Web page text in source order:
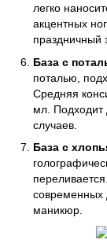
легко
акцентных
База с
поталью,
Средняя
мл. Подходит
случаев.
База с
современных
маникюр.